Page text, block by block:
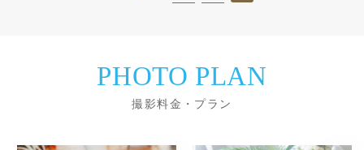
PHOTO PLAN
撮影料金・プラン